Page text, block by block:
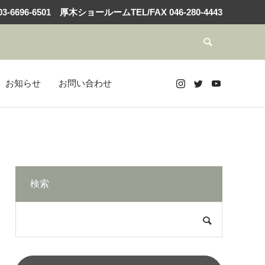
6696-6501 厚木ショールームTEL/FAX 046-280-4443
お知らせ お問い合わせ
検索